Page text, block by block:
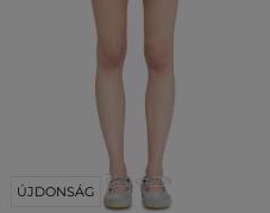
ÚJDONSÁG